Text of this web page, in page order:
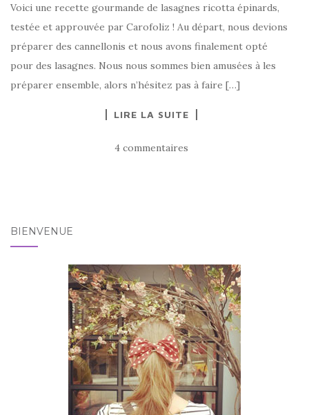
Voici une recette gourmande de lasagnes ricotta épinards,
testée et approuvée par Carofoliz ! Au départ, nous devions
préparer des cannellonis et nous avons finalement opté
pour des lasagnes. Nous nous sommes bien amusées à les
préparer ensemble, alors n’hésitez pas à faire […]
LIRE LA SUITE
4 commentaires
BIENVENUE